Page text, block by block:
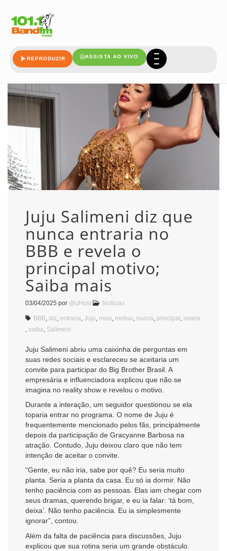
REPRODUZIR ASSISTA AO VIVO
Juju Salimeni diz que
nunca entraria no
BBB e revela o
principal motivo;
Saiba mais
03/04/2025 por @uHost Notícias
BBB diz entraria Juju mais motivo nunca principal revela
saiba Salimeni
Juju Salimeni abriu uma caixinha de perguntas em
suas redes sociais e esclareceu se aceitaria um
convite para participar do Big Brother Brasil. A
empresária e influenciadora explicou que não se
imagina no reality show e revelou o motivo.
Durante a interação, um seguidor questionou se ela
toparia entrar no programa. O nome de Juju é
frequentemente mencionado pelos fãs, principalmente
depois da participação de Gracyanne Barbosa na
atração. Contudo, Juju deixou claro que não tem
intenção de aceitar o convite.
“Gente, eu não iria, sabe por quê? Eu seria muito
planta. Seria a planta da casa. Eu só ia dormir. Não
tenho paciência com as pessoas. Elas iam chegar com
seus dramas, querendo brigar, e eu ia falar: ‘tá bom,
deixa’. Não tenho paciência. Eu ia simplesmente
ignorar”, contou.
Além da falta de paciência para discussões, Juju
explicou que sua rotina seria um grande obstáculo.